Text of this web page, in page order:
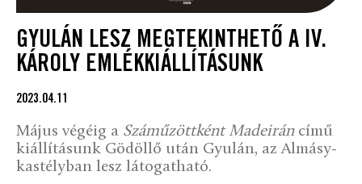
GYULÁN LESZ MEGTEKINTHETŐ A IV.
KÁROLY EMLÉKKIÁLLÍTÁSUNK
2023.04.11
Május végéig a Száműzöttként Madeiráncímű
kiállításunk Gödöllő után Gyulán, az Almásy-
kastélyban lesz látogatható.